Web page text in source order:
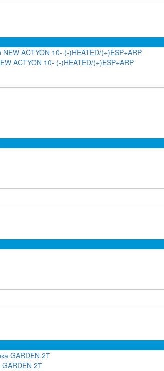
ACTYON 10- (-)HEATED/(+)ESP+ARP
GARDEN 2Т